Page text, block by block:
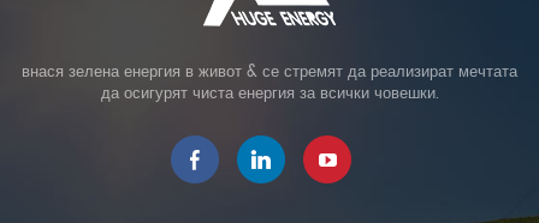
внася зелена енергия в живот & се стремят да реализират мечтата
да осигурят чиста енергия за всички човешки.